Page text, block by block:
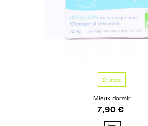
En stock
Mieux dormir
Prix
7,90 €